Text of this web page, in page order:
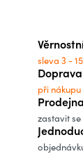
sleva 3 - 15
při
zastavit se